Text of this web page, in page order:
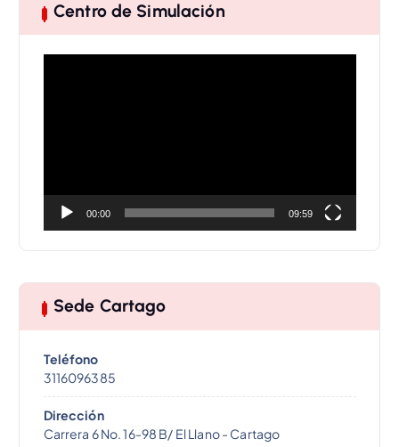
Centro de Simulación
c
o
e
v
e
o
00:00 09:59
Sede Cartago
Teléfono
3116096385
Dirección
Carrera 6 No. 16-98 B/ El Llano - Cartago